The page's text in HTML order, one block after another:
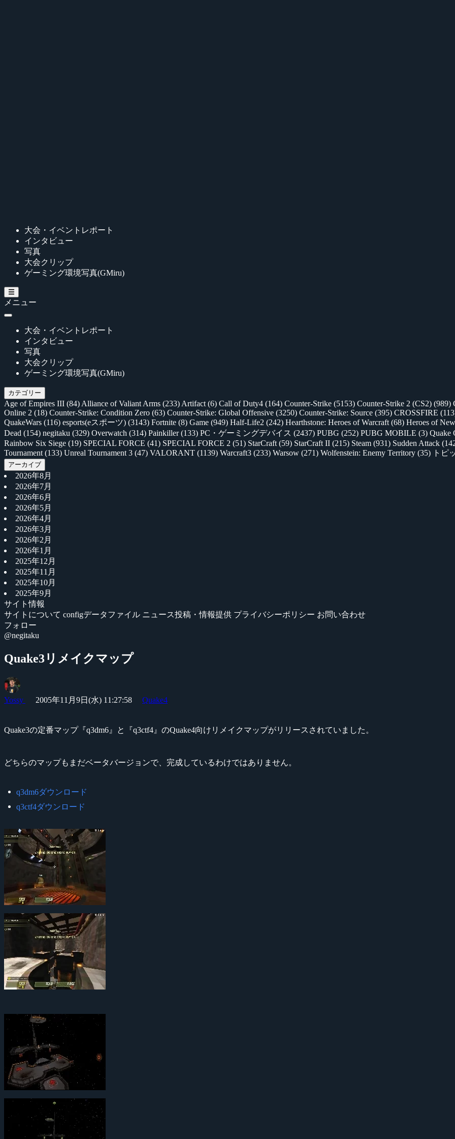
大会・イベントレポート
インタビュー
写真
大会クリップ
ゲーミング環境写真(GMiru)
メニュー
大会・イベントレポート
インタビュー
写真
大会クリップ
ゲーミング環境写真(GMiru)
カテゴリー
Age of Empires III (84) Alliance of Valiant Arms (233) Artifact (6) Call of Duty4 (164) Counter-Strike (5153) Counter-Strike 2 (CS2) (989)
Online 2 (18) Counter-Strike: Condition Zero (63) Counter-Strike: Global Offensive (3250) Counter-Strike: Source (395) CROSSFIRE
QuakeWars (116) esports(eスポーツ) (3143) Fortnite (8) Game (949) Half-Life2 (242) Hearthstone: Heroes of Warcraft (68) Heroes of
Dead (154) negitaku (329) Overwatch (314) Painkiller(133) PC・ゲーミングデバイス (2437) PUBG (252) PUBG MOBILE (3) Quake
Rainbow Six Siege (19) SPECIAL FORCE (41) SPECIAL FORCE 2 (51) StarCraft (59) StarCraft II (215) Steam (931) Sudden Attack
Tournament (133) Unreal Tournament 3 (47) VALORANT (1139) Warcraft3 (233) Warsow (271) Wolfenstein: Enemy Territory (35) トピ
アーカイブ
2026年8月
2026年7月
2026年6月
2026年5月
2026年4月
2026年3月
2026年2月
2026年1月
2025年12月
2025年11月
2025年10月
2025年9月
サイト情報
サイトについて configデータファイル ニュース投稿・情報提供 プライバシーポリシー お問い合わせ
フォロー
@negitaku
Quake3リメイクマップ
Yossy 2005年11月9日(水) 11:27:58 Quake4
Quake3の定番マップ『q3dm6』と『q3ctf4』のQuake4向けリメイクマップがリリースされていました。
どちらのマップもまだベータバージョンで、完成しているわけではありません。
q3dm6ダウンロード
q3ctf4ダウンロード